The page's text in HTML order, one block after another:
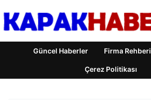
Güncel Haberler Firma Rehberi
Çerez Politikası